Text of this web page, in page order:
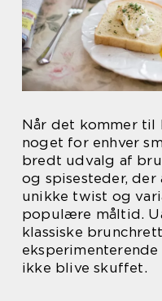
Når det kommer til
noget for enhver
bredt udvalg af
og spisesteder,
unikke twist og
populære måltid.
klassiske
ikke blive skuffet.